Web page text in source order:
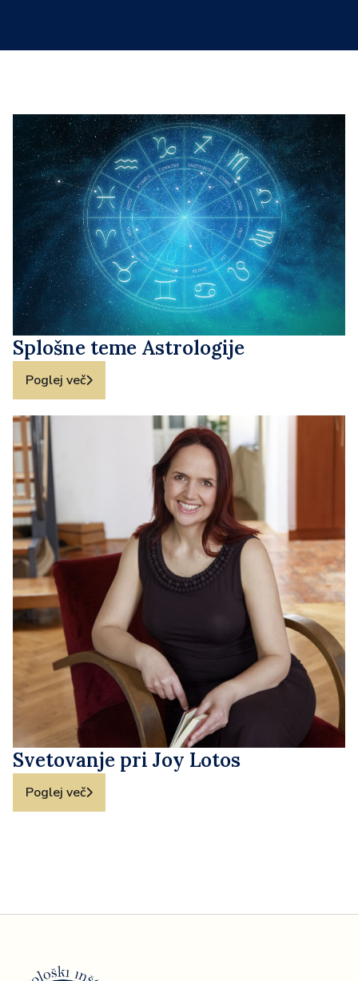
Splošne teme Astrologije
Poglej več
Svetovanje pri Joy Lotos
Poglej več